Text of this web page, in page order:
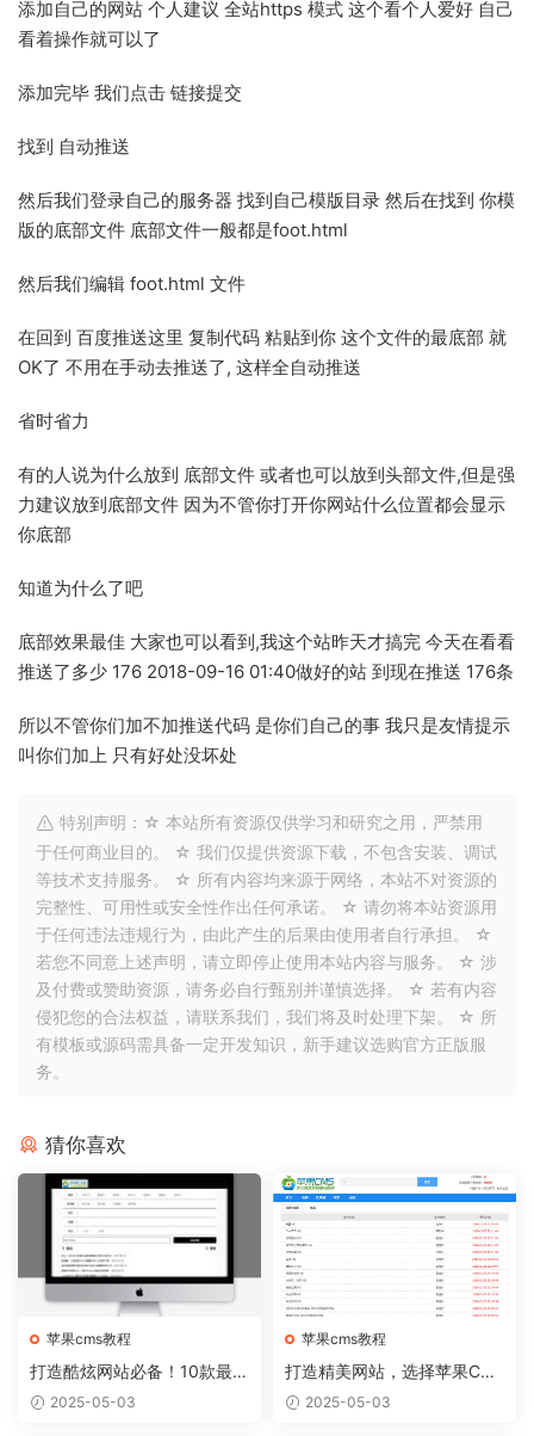
添加自己的网站 个人建议 全站https 模式 这个看个人爱好 自己
看着操作就可以了
添加完毕 我们点击 链接提交
找到 自动推送
然后我们登录自己的服务器 找到自己模版目录 然后在找到 你模
版的底部文件 底部文件一般都是foot.html
然后我们编辑 foot.html 文件
在回到 百度推送这里 复制代码 粘贴到你 这个文件的最底部 就
OK了 不用在手动去推送了, 这样全自动推送
省时省力
有的人说为什么放到 底部文件 或者也可以放到头部文件,但是强
力建议放到底部文件 因为不管你打开你网站什么位置都会显示
你底部
知道为什么了吧
底部效果最佳 大家也可以看到,我这个站昨天才搞完 今天在看看
推送了多少 176 2018-09-16 01:40做好的站 到现在推送 176条
所以不管你们加不加推送代码 是你们自己的事 我只是友情提示
叫你们加上 只有好处没坏处
特别声明：☆ 本站所有资源仅供学习和研究之用，严禁用
于任何商业目的。 ☆ 我们仅提供资源下载，不包含安装、调试
等技术支持服务。 ☆ 所有内容均来源于网络，本站不对资源的
完整性、可用性或安全性作出任何承诺。 ☆ 请勿将本站资源用
于任何违法违规行为，由此产生的后果由使用者自行承担。 ☆
若您不同意上述声明，请立即停止使用本站内容与服务。 ☆ 涉
及付费或赞助资源，请务必自行甄别并谨慎选择。 ☆ 若有内容
侵犯您的合法权益，请联系我们，我们将及时处理下架。 ☆ 所
有模板或源码需具备一定开发知识，新手建议选购官方正版服
务。
猜你喜欢
苹果cms教程
打造酷炫网站必备！10款最热
门的苹果CMS模板推荐
2025-05-03
苹果cms教程
打造精美网站，选择苹果CM
S模板从容实现
2025-05-03